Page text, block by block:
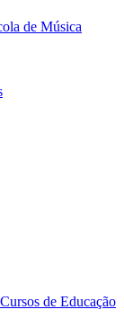
de Música
de Educação